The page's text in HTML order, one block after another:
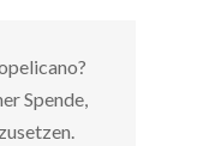
Spende,